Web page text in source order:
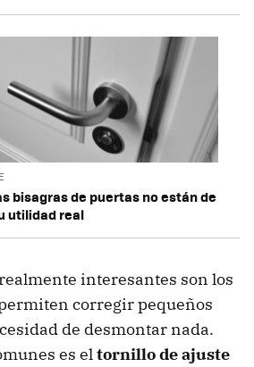
bisagras de puertas no están de
utilidad real
interesantes son los
corregir pequeños
de desmontar nada.
es eltornillo de ajuste